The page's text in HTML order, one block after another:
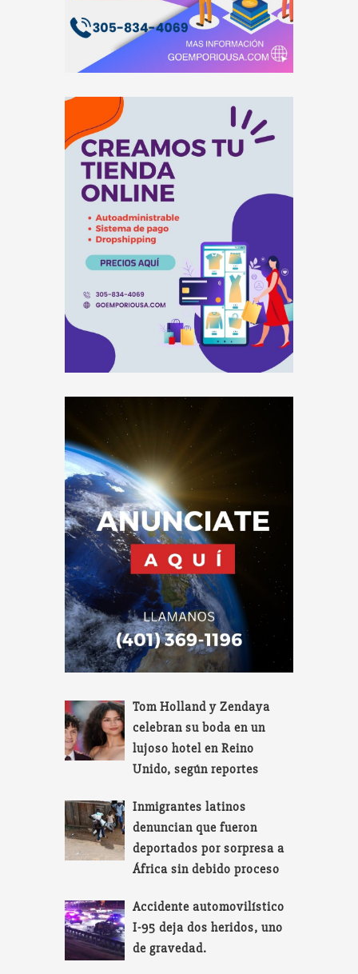
Tom Holland y Zendaya
celebran su boda en un
lujoso hotel en Reino
Unido, según reportes
Inmigrantes latinos
denuncian que fueron
deportados por sorpresa a
África sin debido proceso
Accidente automovilístico
I-95 deja dos heridos, uno
de gravedad.